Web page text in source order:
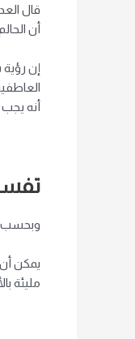
قال
أن
إن
أنه
وبحسب
يمكن
مليئة